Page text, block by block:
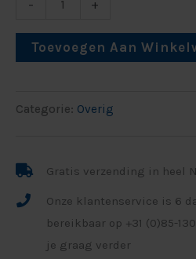
- +
Toevoegen Aan
Categorie: Overig
Gratis verzending in heel
Onze klantenservice is 6
bereikbaar op +31 (0)85-
je graag verder